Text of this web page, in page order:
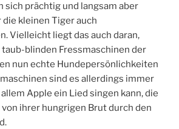
sich prächtig und langsam aber
kleinen Tiger auch
Vielleicht liegt das auch daran,
taub-blinden Fressmaschinen der
nun echte Hundepersönlichkeiten
sind es allerdings immer
Apple ein Lied singen kann, die
ihrer hungrigen Brut durch den